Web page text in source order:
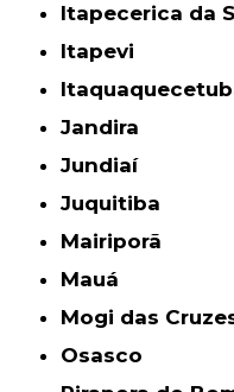
Itapecerica da
Itapevi
Jandira
Jundiaí
Juquitiba
Mairiporã
Mauá
Mogi das
Osasco